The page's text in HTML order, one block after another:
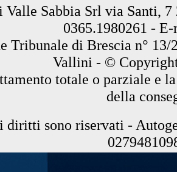
Sabbia Srl via Santi, 7
0365.1980261 -
Tribunale di Brescia n°
Vallini - ©
totale o parziale e
della
sono riservati -